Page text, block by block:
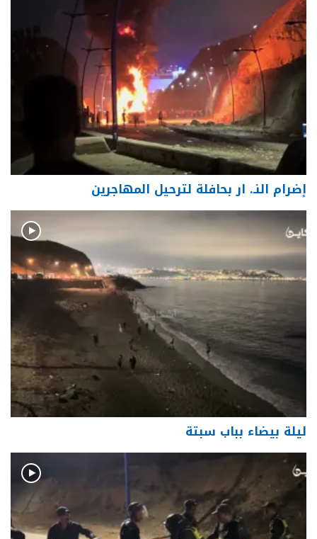
إضرام النـ. ار بحافلة لترحيل المهاجرين
ليلة بيضاء بباب سبتة